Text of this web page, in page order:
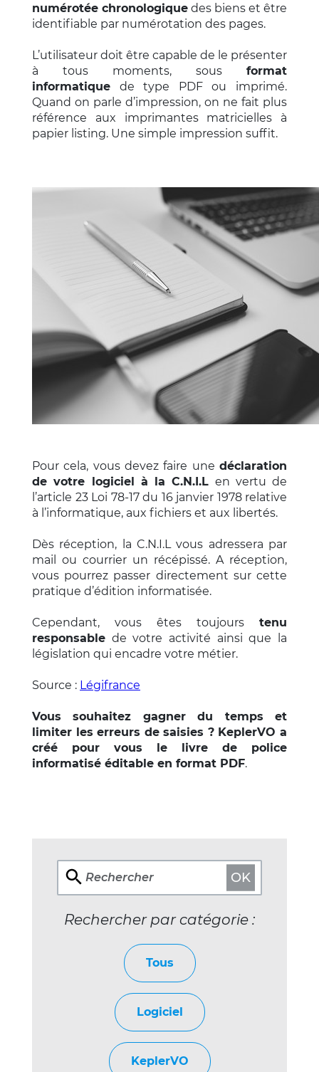
numérotée chronologique des biens et être
identifiable par numérotation des pages.
L’utilisateur doit être capable de le présenter
à tous moments, sous format
informatique de type PDF ou imprimé.
Quand on parle d’impression, on ne fait plus
référence aux imprimantes matricielles à
papier listing. Une simple impression suffit.
Pour cela, vous devez faire une déclaration
de votre logiciel à la C.N.I.L en vertu de
l’article 23 Loi 78-17 du 16 janvier 1978 relative
à l’informatique, aux fichiers et aux libertés.
Dès réception, la C.N.I.L vous adressera par
mail ou courrier un récépissé. A réception,
vous pourrez passer directement sur cette
pratique d’édition informatisée.
Cependant, vous êtes toujours tenu
responsable de votre activité ainsi que la
législation qui encadre votre métier.
Source : Légifrance
Vous souhaitez gagner du temps et
limiter les erreurs de saisies ? KeplerVO a
créé pour vous le livre de police
informatisé éditable en format PDF.
OK
Rechercher
Rechercher par catégorie :
Tous
Logiciel
KeplerVO